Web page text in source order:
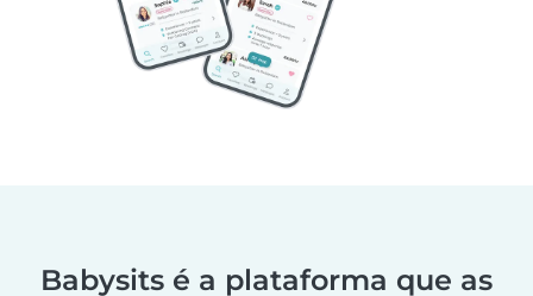
Babysits é a plataforma que as